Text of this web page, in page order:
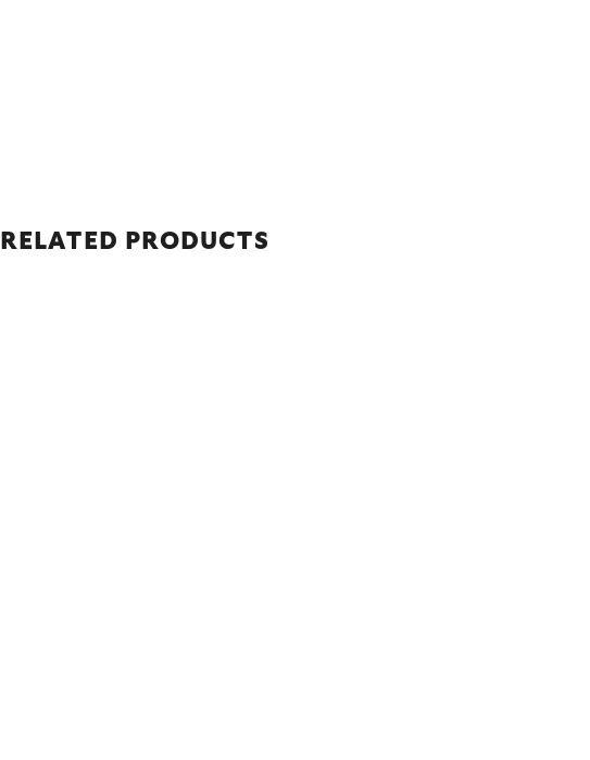
RELATED PRODUCTS